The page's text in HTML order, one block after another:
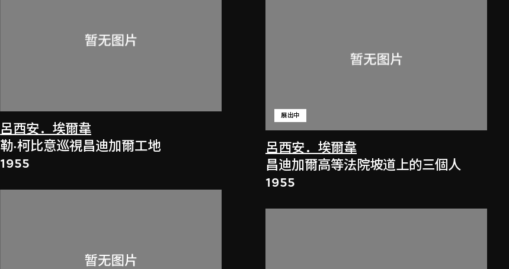
呂西安．埃爾韋
勒·柯比意巡視昌迪加爾工地
1955
呂西安．埃爾韋
展出中
昌迪加爾高等法院坡道上的三個人
1955